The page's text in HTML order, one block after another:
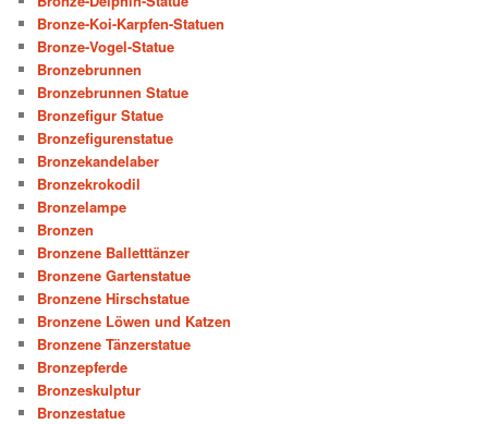
Bronze-Koi-Karpfen-Statuen
Bronze-Vogel-Statue
Bronzebrunnen
Bronzebrunnen Statue
Bronzefigur Statue
Bronzefigurenstatue
Bronzekandelaber
Bronzekrokodil
Bronzelampe
Bronzen
Bronzene Balletttänzer
Bronzene Gartenstatue
Bronzene Hirschstatue
Bronzene Löwen und Katzen
Bronzene Tänzerstatue
Bronzepferde
Bronzeskulptur
Bronzestatue